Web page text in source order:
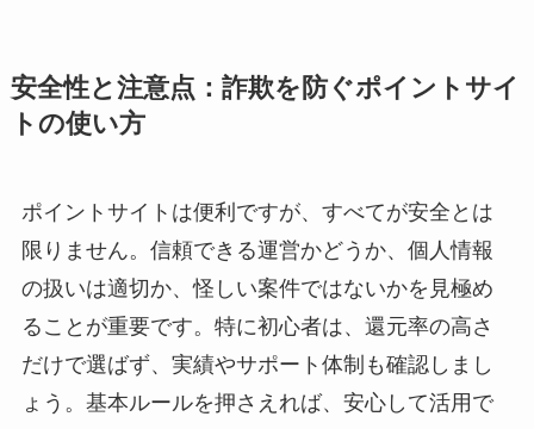
安全性と注意点：詐欺を防ぐポイントサイ
トの使い方
ポイントサイトは便利ですが、すべてが安全とは
限りません。信頼できる運営かどうか、個人情報
の扱いは適切か、怪しい案件ではないかを見極め
ることが重要です。特に初心者は、還元率の高さ
だけで選ばず、実績やサポート体制も確認しまし
ょう。基本ルールを押さえれば、安心して活用で